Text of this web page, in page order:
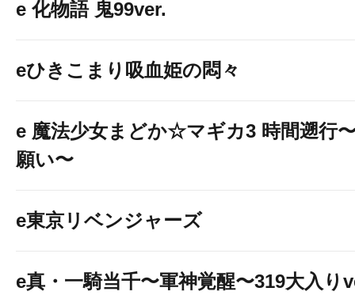
e 化物語 鬼99ver.
eひきこまり吸血姫の悶々
e 魔法少女まどか☆マギカ3 時間遡行
願い〜
e東京リベンジャーズ
e真・一騎当千〜軍神覚醒〜319大入り